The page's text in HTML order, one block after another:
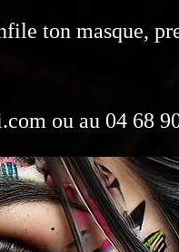
ton masque,
ou au 04 68